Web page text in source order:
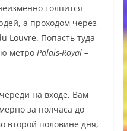
толпится
а проходом через
Louvre. Попасть туда
метро Palais-Royal –
на входе, Вам
за полчаса до
второй половине дня,